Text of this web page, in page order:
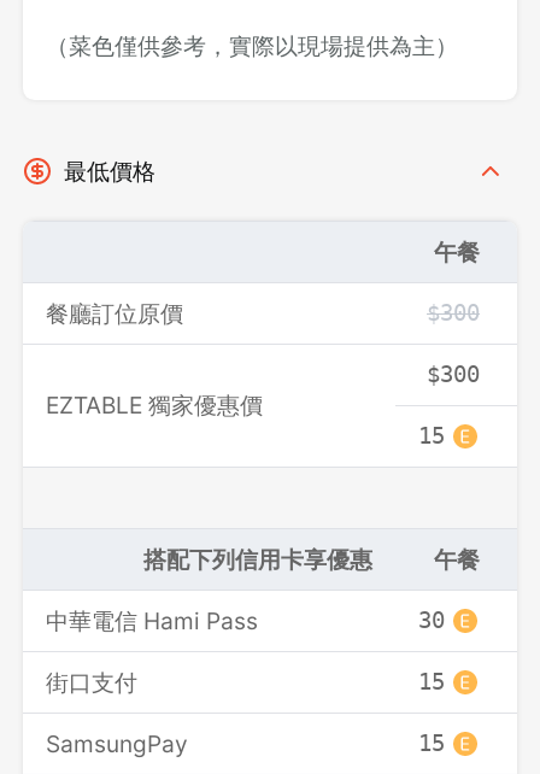
（菜色僅供參考，實際以現場提供為主）
最低價格
午餐
餐廳訂位原價 $300
EZTABLE 獨家優惠價
$300
15
搭配下列信用卡享優惠 午餐
中華電信 Hami Pass 30
街口支付 15
SamsungPay 15